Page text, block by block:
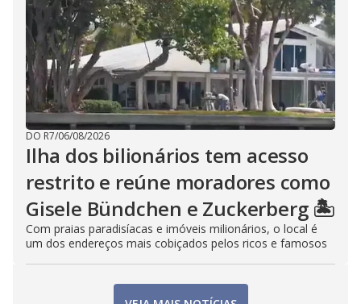
DO R7/06/08/2026
Ilha dos bilionários tem acesso
restrito e reúne moradores como
Gisele Bündchen e Zuckerberg 🏝️
Com praias paradisíacas e imóveis milionários, o local é
um dos endereços mais cobiçados pelos ricos e famosos